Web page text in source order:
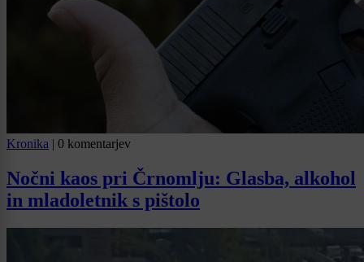
Kronika | 0 komentarjev
Nočni kaos pri Črnomlju: Glasba, alkohol
in mladoletnik s pištolo